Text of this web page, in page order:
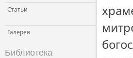
Статьи
Галерея
Библиотека